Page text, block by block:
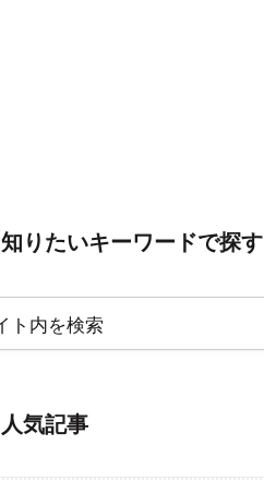
知りたいキーワードで探す
人気記事